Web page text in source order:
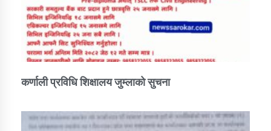
तातोपानी गाउँपालिका जुम्लाको सूचना
कर्णाली प्रविधि शिक्षालय जुम्लाको सुचना